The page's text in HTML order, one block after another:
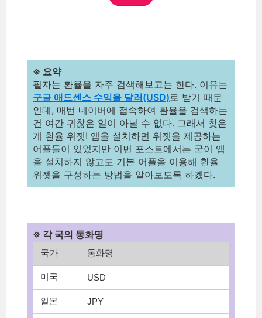
※ 요약
필자는 환율을 자주 검색해보고는 한다. 이유는
구글 애드센스 수익을 달러(USD)로 받기 때문
인데, 매번 네이버에 접속하여 환율을 검색하는
건 여간 귀찮은 일이 아닐 수 없다. 그래서 찾은
게 환율 위젯! 앱을 설치하면 위젯을 제공하는
어플들이 있었지만 이번 포스트에서는 굳이 앱
을 설치하지 않고도 기본 어플을 이용해 환율
위젯을 구성하는 방법을 알아보도록 하겠다.
※ 각 국의 통화명
국가 통화명
미국 USD
일본 JPY